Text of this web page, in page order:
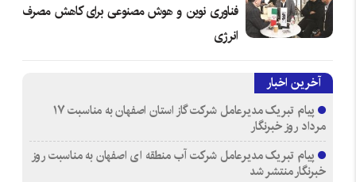
فناوری نوین و هوش مصنوعی برای کاهش مصرف
انرژی
آخرین اخبار
پیام تبریک مدیرعامل شرکت گاز استان اصفهان به مناسبت ۱۷
مرداد روز خبرنگار
پیام تبریک مدیرعامل شرکت آب منطقه ای اصفهان به مناسبت روز
خبرنگار منتشر شد